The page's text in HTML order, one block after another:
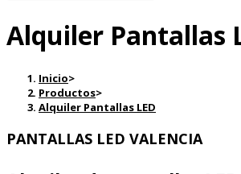
Alquiler Pantallas
Inicio>
Productos>
Alquiler Pantallas LED
PANTALLAS LED VALENCIA